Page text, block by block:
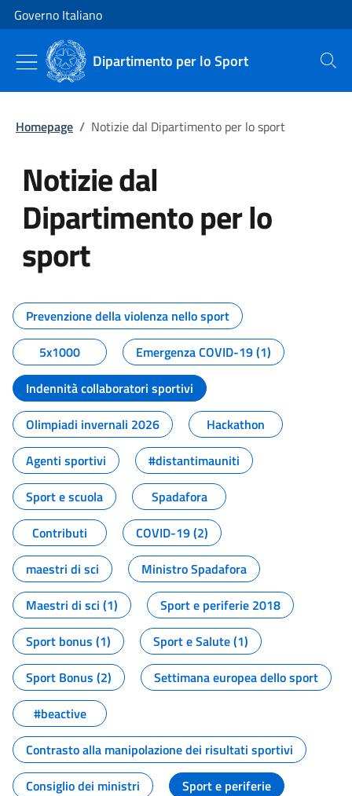
Vai al contenuto
Vai alla navigazione del sito
Governo Italiano
Dipartimento per lo Sport Cerca
Homepage / Notizie dal Dipartimento per lo sport
Notizie dal
Dipartimento per lo
sport
Tutti i contenuti della pagina
Prevenzione della violenza nello sport
5x1000
Emergenza COVID-19 (1)
Indennità collaboratori sportivi
Olimpiadi invernali 2026
Hackathon
Agenti sportivi
#distantimauniti
Sport e scuola
Spadafora
Contributi
COVID-19 (2)
maestri di sci
Ministro Spadafora
Maestri di sci (1)
Sport e periferie 2018
Sport bonus (1)
Sport e Salute (1)
Sport Bonus (2)
Settimana europea dello sport
#beactive
Contrasto alla manipolazione dei risultati sportivi
Consiglio dei ministri
Sport e periferie